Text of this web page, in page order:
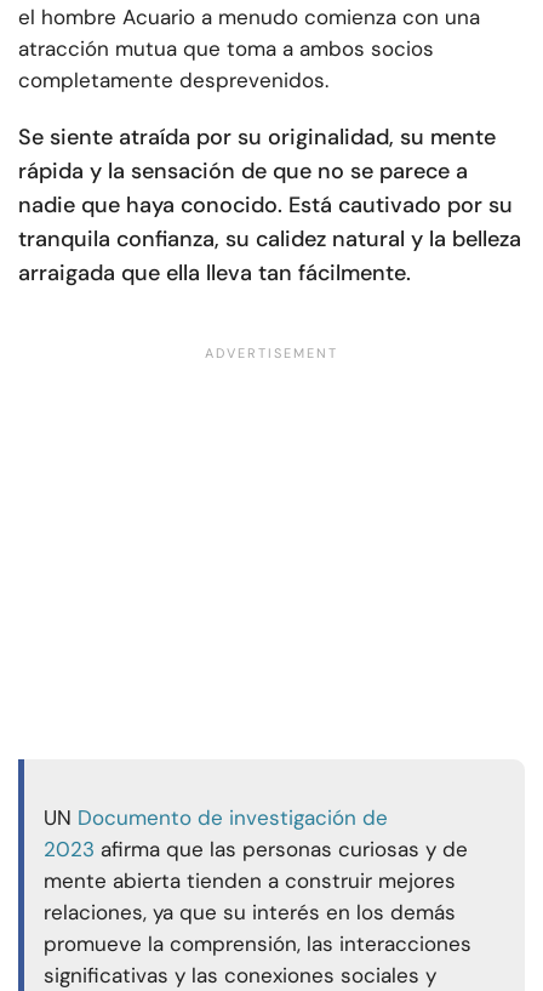
el hombre Acuario a menudo comienza con una
atracción mutua que toma a ambos socios
completamente desprevenidos.
Se siente atraída por su originalidad, su mente
rápida y la sensación de que no se parece a
nadie que haya conocido. Está cautivado por su
tranquila confianza, su calidez natural y la belleza
arraigada que ella lleva tan fácilmente.
UN Documento de investigación de
2023 afirma que las personas curiosas y de
mente abierta tienden a construir mejores
relaciones, ya que su interés en los demás
promueve la comprensión, las interacciones
significativas y las conexiones sociales y